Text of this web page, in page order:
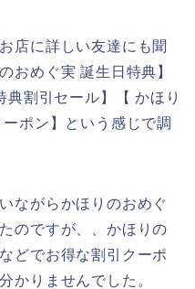
店に詳しい友達にも聞
おめぐ実 誕生日特典】
典割引セール】【 かほり
ポン】という感じで調
ながらかほりのおめぐ
のですが、、かほりの
どでお得な割引クーポ
かりませんでした。